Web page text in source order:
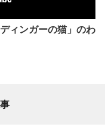
ィンガーの猫」のわ